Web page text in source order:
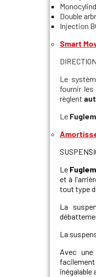
Double
Injection
Smart
Le
fournir les
règlent
Le
Le
et à
tout type
La
La
Avec
inégalable